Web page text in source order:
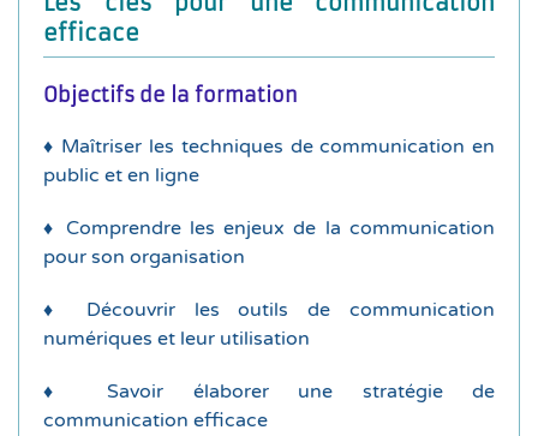
efficace
Objectifs de la formation
♦ Maîtriser les techniques de communication en
public et en ligne
♦ Comprendre les enjeux de la communication
pour son organisation
♦ Découvrir les outils de communication
numériques et leur utilisation
♦ Savoir élaborer une stratégie de
communication efficace
♦ L’art de communiquer : le regard et la posture,
la respiration et l’articulation, la relation et le lien
avec l’autre, se mettre en scène (atelier)
♦ La prise de parole en public : comprendre le
protocole de la prise de parole, savoir « pitcher »
ou l’art de convaincre (atelier)
♦ Garder le lien grâce aux réseaux sociaux :
comprendre Facebook, Instagram, LinkedIn et
Twitter, utiliser les algorithmes pour améliorer sa
♦ Les autres outils de communication : site